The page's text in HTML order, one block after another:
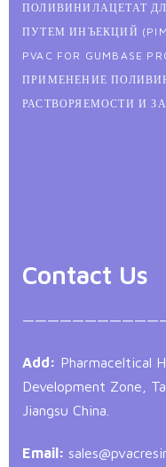
ПОЛИВИНИЛАЦЕТАТ
ПУТЕМ ИНЪЕКЦИЙ
PVAC FOR GUMBASE
ПРИМЕНЕНИЕ
РАСТВОРЯЕМОСТИ И
Contact Us
Add: Pharmaceltical
Development Zone,
Jiangsu China.
Email: